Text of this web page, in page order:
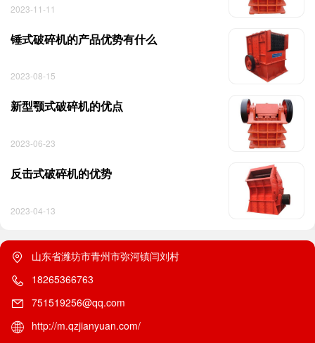
2023-11-11
锤式破碎机的产品优势有什么
2023-08-15
新型颚式破碎机的优点
2023-06-23
反击式破碎机的优势
2023-04-13
山东省潍坊市青州市弥河镇闫刘村
18265366763
751519256@qq.com
http://m.qzjianyuan.com/